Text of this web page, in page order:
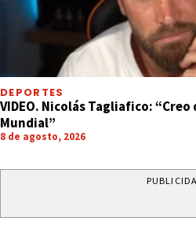
DEPORTES
VIDEO. Nicolás Tagliafico:
Mundial”
8 de agosto, 2026